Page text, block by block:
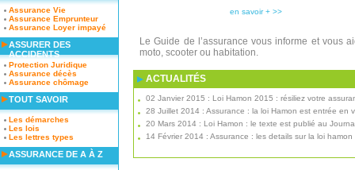
en savoir + >>
Le Guide de l’assurance vous informe et vous
moto, scooter ou habitation.
ACTUALITÉS
02 Janvier 2015 : Loi Hamon 2015 : résiliez votre
28 Juillet 2014 : Assurance : la loi Hamon est entrée en
20 Mars 2014 : Loi Hamon : le texte est publié au
14 Février 2014 : Assurance : les details sur la loi hamon
Assurance Vie
Assurance Emprunteur
Assurance Loyer impayé
ASSURER DES
ACCIDENTS
Protection Juridique
Assurance décès
Assurance chômage
TOUT SAVOIR
Les démarches
Les lois
Les lettres types
ASSURANCE DE A À Z